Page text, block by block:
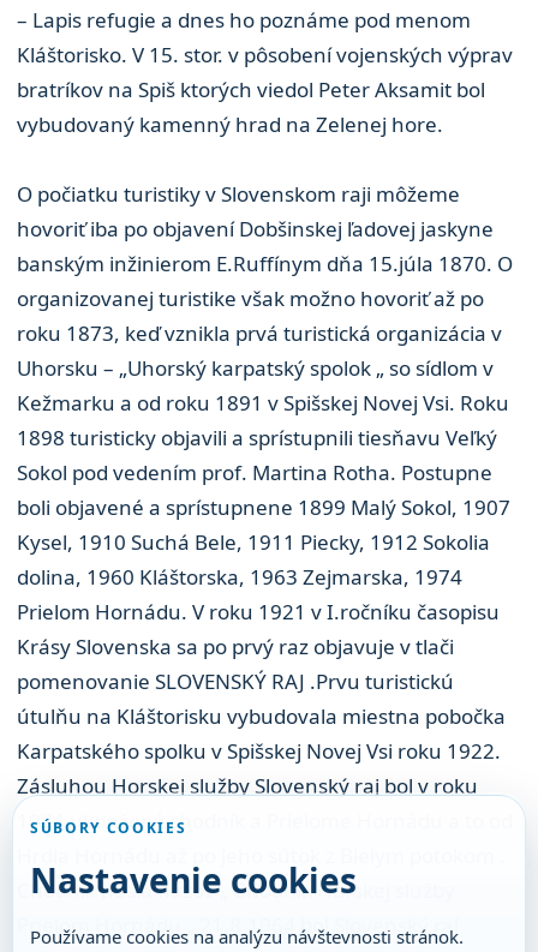
– Lapis refugie a dnes ho poznáme pod menom
Kláštorisko. V 15. stor. v pôsobení vojenských výprav
bratríkov na Spiš ktorých viedol Peter Aksamit bol
vybudovaný kamenný hrad na Zelenej hore.
O počiatku turistiky v Slovenskom raji môžeme
hovoriť iba po objavení Dobšinskej ľadovej jaskyne
banským inžinierom E.Ruffínym dňa 15.júla 1870. O
organizovanej turistike však možno hovoriť až po
roku 1873, keď vznikla prvá turistická organizácia v
Uhorsku – „Uhorský karpatský spolok „ so sídlom v
Kežmarku a od roku 1891 v Spišskej Novej Vsi. Roku
1898 turisticky objavili a sprístupnili tiesňavu Veľký
Sokol pod vedením prof. Martina Rotha. Postupne
boli objavené a sprístupnene 1899 Malý Sokol, 1907
Kysel, 1910 Suchá Bele, 1911 Piecky, 1912 Sokolia
dolina, 1960 Kláštorska, 1963 Zejmarska, 1974
Prielom Hornádu. V roku 1921 v I.ročníku časopisu
Krásy Slovenska sa po prvý raz objavuje v tlači
pomenovanie SLOVENSKÝ RAJ .Prvu turistickú
útulňu na Kláštorisku vybudovala miestna pobočka
Karpatského spolku v Spišskej Novej Vsi roku 1922.
Zásluhou Horskej služby Slovenský raj bol v roku
1974 ukončený chodník a Prielome Hornádu a to od
Chodnik nesia názov „ Chodník Horskej služby
Prielom Hornádu „ 21.8.1964 bol Slovenský raj
SÚBORY COOKIES
Nastavenie cookies
Používame cookies na analýzu návštevnosti stránok.